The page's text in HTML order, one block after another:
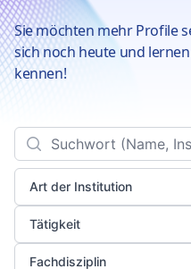
Sie möchten mehr Profile
sich noch heute und
kennen!
FiltersSearch
Art der Institution
Tätigkeit
Fachdisziplin